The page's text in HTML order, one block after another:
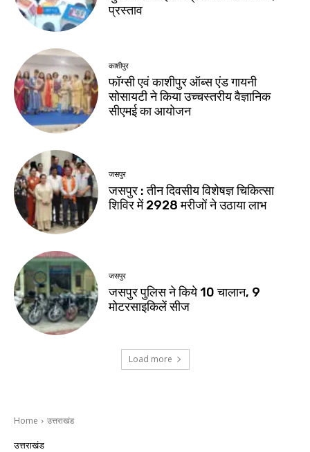
प्रस्ताव
काशीपुर
फॉग्सी एवं काशीपुर ऑब्स एंड गायनी
सोसायटी ने किया उच्चस्तरीय वैज्ञानिक
सीएमई का आयोजन
जसपुर
जसपुर : तीन दिवसीय विशेषज्ञ चिकित्सा
शिविर में 2928 मरीजों ने उठाया लाभ
जसपुर
जसपुर पुलिस ने किये 10 चालान, 9
मोटरसाइकिलें सीज
Load more